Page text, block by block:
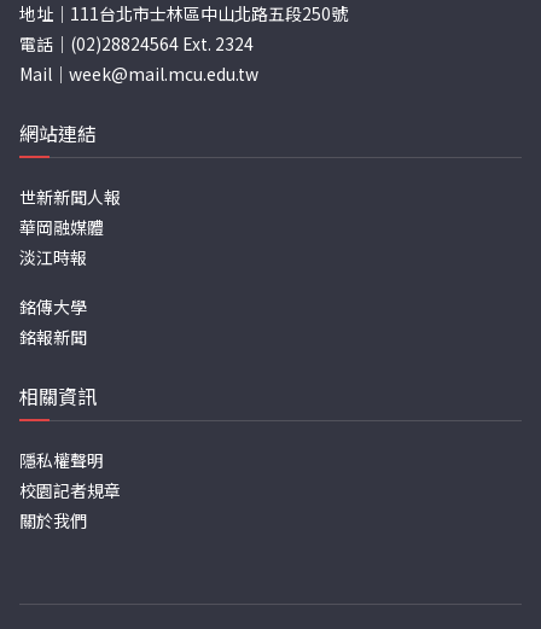
地址｜111台北市士林區中山北路五段250號
電話｜(02)28824564 Ext. 2324
Mail｜ week@mail.mcu.edu.tw
網站連結
世新新聞人報
華岡融媒體
淡江時報
銘傳大學
銘報新聞
相關資訊
隱私權聲明
校園記者規章
關於我們